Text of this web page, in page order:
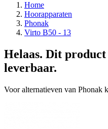
Home
Hoorapparaten
Phonak
Virto B50 - 13
Helaas. Dit
leverbaar.
Voor alternatieven van Phonak